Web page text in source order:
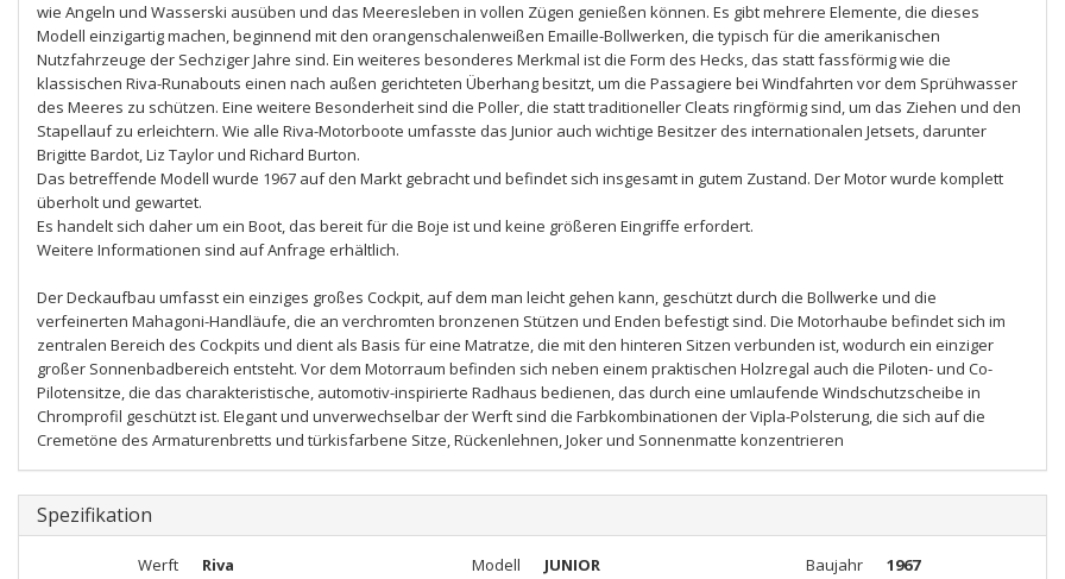
wie Angeln und Wasserski ausüben und das Meeresleben in vollen Zügen genießen können. Es gibt mehrere Elemente, die dieses
Modell einzigartig machen, beginnend mit den orangenschalenweißen Emaille-Bollwerken, die typisch für die amerikanischen
Nutzfahrzeuge der Sechziger Jahre sind. Ein weiteres besonderes Merkmal ist die Form des Hecks, das statt fassförmig wie die
klassischen Riva-Runabouts einen nach außen gerichteten Überhang besitzt, um die Passagiere bei Windfahrten vor dem Sprühwasser
des Meeres zu schützen. Eine weitere Besonderheit sind die Poller, die statt traditioneller Cleats ringförmig sind, um das Ziehen und den
Stapellauf zu erleichtern. Wie alle Riva-Motorboote umfasste das Junior auch wichtige Besitzer des internationalen Jetsets, darunter
Brigitte Bardot, Liz Taylor und Richard Burton.
Das betreffende Modell wurde 1967 auf den Markt gebracht und befindet sich insgesamt in gutem Zustand. Der Motor wurde komplett
überholt und gewartet.
Es handelt sich daher um ein Boot, das bereit für die Boje ist und keine größeren Eingriffe erfordert.
Weitere Informationen sind auf Anfrage erhältlich.
Der Deckaufbau umfasst ein einziges großes Cockpit, auf dem man leicht gehen kann, geschützt durch die Bollwerke und die
verfeinerten Mahagoni-Handläufe, die an verchromten bronzenen Stützen und Enden befestigt sind. Die Motorhaube befindet sich im
zentralen Bereich des Cockpits und dient als Basis für eine Matratze, die mit den hinteren Sitzen verbunden ist, wodurch ein einziger
großer Sonnenbadbereich entsteht. Vor dem Motorraum befinden sich neben einem praktischen Holzregal auch die Piloten- und Co-
Pilotensitze, die das charakteristische, automotiv-inspirierte Radhaus bedienen, das durch eine umlaufende Windschutzscheibe in
Chromprofil geschützt ist. Elegant und unverwechselbar der Werft sind die Farbkombinationen der Vipla-Polsterung, die sich auf die
Cremetöne des Armaturenbretts und türkisfarbene Sitze, Rückenlehnen, Joker und Sonnenmatte konzentrieren
Spezifikation
Werft Riva Modell JUNIOR Baujahr
1967